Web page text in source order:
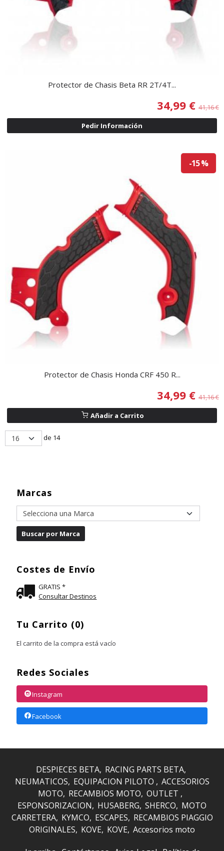
Marcas
Costes de Envío
GRATIS *
Consultar Destinos
Tu Carrito (0)
El carrito de la compra está vacío
Redes Sociales
Instagram
Facebook
Protector de Chasis Beta RR 2T/4T...
34,99 € 41,16 €
Pedir Información
-15 %
Protector de Chasis Honda CRF 450 R...
34,99 € 41,16 €
Añadir a Carrito
de 14
DESPIECES BETA RACING PARTS BETA
NEUMATICOS EQUIPACION PILOTO
ACCESORIOS
MOTO RECAMBIOS MOTO OUTLET
ESPONSORIZACION
HUSABERG SHERCO MOTO
CARRETERA KYMCO ESCAPES RECAMBIOS PIAGGIO
ORIGINALES KOVE KOVE Accesorios moto